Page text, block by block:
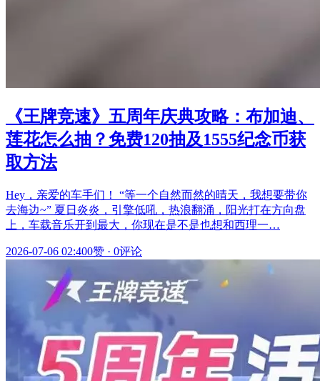
《王牌竞速》五周年庆典攻略：布加迪、
莲花怎么抽？免费120抽及1555纪念币获
取方法
Hey，亲爱的车手们！ “等一个自然而然的晴天，我想要带你
去海边~” 夏日炎炎，引擎低吼，热浪翻涌，阳光打在方向盘
上，车载音乐开到最大，你现在是不是也想和西理一…
2026-07-06 02:400赞 · 0评论